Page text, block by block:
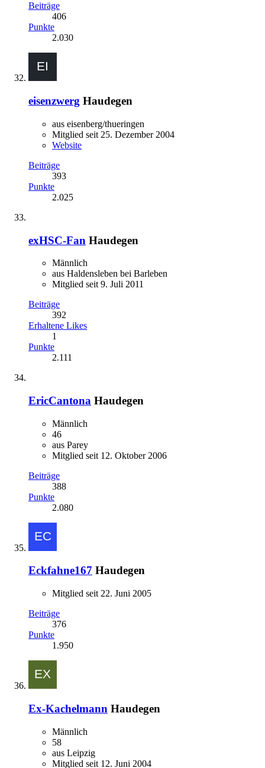
Beiträge
406
Punkte
2.030
eisenzwerg Haudegen
aus eisenberg/thueringen
Mitglied seit 25. Dezember 2004
Website
Beiträge
393
Punkte
2.025
exHSC-Fan Haudegen
Männlich
aus Haldensleben bei Barleben
Mitglied seit 9. Juli 2011
Beiträge
392
Erhaltene Likes
1
Punkte
2.111
EricCantona Haudegen
Männlich
46
aus Parey
Mitglied seit 12. Oktober 2006
Beiträge
388
Punkte
2.080
Eckfahne167 Haudegen
Mitglied seit 22. Juni 2005
Beiträge
376
Punkte
1.950
Ex-Kachelmann Haudegen
Männlich
58
aus Leipzig
Mitglied seit 12. Juni 2004